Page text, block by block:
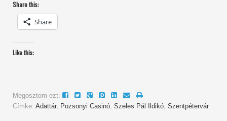
Share this:
Share
Like this:
Megosztom ezt:
Címke: Adattár, Pozsonyi Casinó, Szeles Pál Ildikó, Szentpétervár